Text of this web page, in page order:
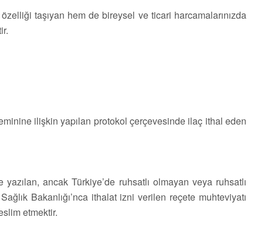
taşıyan hem de bireysel ve ticari harcamalarınızda
ilişkin yapılan protokol çerçevesinde ilaç ithal eden
ancak Türkiye’de ruhsatlı olmayan veya ruhsatlı
Bakanlığı’nca ithalat izni verilen reçete muhteviyatı
etmektir.